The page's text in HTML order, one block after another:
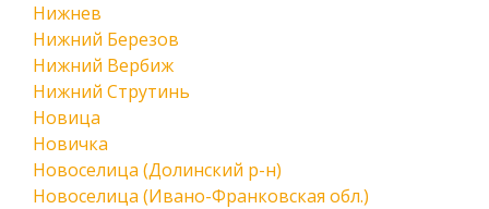
Нижнев
Нижний Березов
Нижний Вербиж
Нижний Струтинь
Новица
Новичка
Новоселица (Долинский р-н)
Новоселица (Ивано-Франковская обл.)